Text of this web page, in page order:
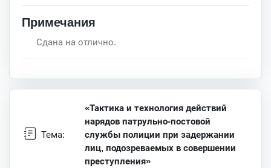
Примечания
Сдана на отлично.
Тема:
«Тактика и технология действий
нарядов патрульно-постовой
службы полиции при задержании
лиц, подозреваемых в совершении
преступления»